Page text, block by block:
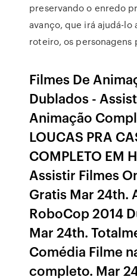
preservando o enredo
avanço, que irá ajudá-lo
roteiro, os personagens
Filmes De
Dublados -
Animação Compl
LOUCAS PRA
COMPLETO EM
Assistir Filmes
Gratis Mar 24th.
RoboCop 2014
Mar 24th.
Comédia Filme
completo. Mar